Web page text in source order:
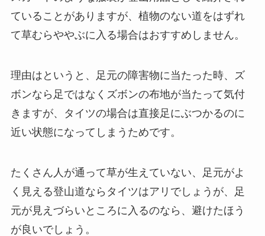
ていることがありますが、植物のない道をはずれ
て草むらややぶに入る場合はおすすめしません。
理由はというと、足元の障害物に当たった時、ズ
ボンなら足ではなくズボンの布地が当たって気付
きますが、タイツの場合は直接足にぶつかるのに
近い状態になってしまうためです。
たくさん人が通って草が生えていない、足元がよ
く見える登山道ならタイツはアリでしょうが、足
元が見えづらいところに入るのなら、避けたほう
が良いでしょう。